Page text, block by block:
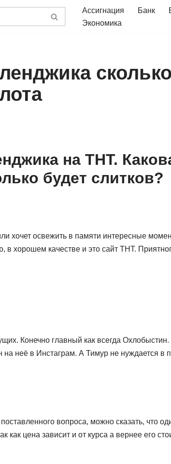
Ассигнация Банк
Экономика
на ТНТ.
будет слитков?
хочет освежить в памяти интересные
в хорошем качестве и это сайт ТНТ.
Конечно главный как всегда
на неё в Инстаграм. А Тимур не нуждается в
вопроса, можно сказать, что
как цена зависит и от курса а вернее его